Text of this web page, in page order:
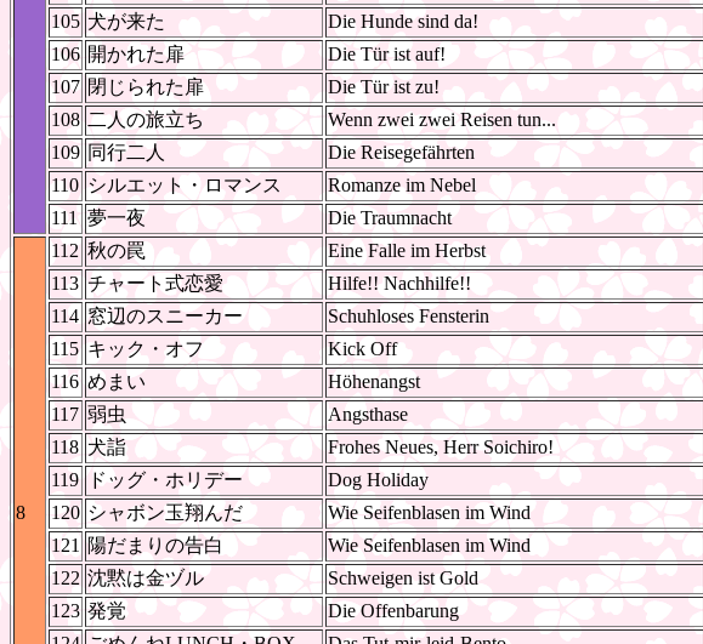
105 犬が来た
Die Hunde sind da!
106 開かれた扉
Die Tür ist auf!
107 閉じられた扉
Die Tür ist zu!
108 二人の旅立ち
Wenn zwei zwei Reisen tun...
109 同行二人
Die Reisegefährten
110 シルエット・ロマンス
Romanze im Nebel
111
夢一夜 Die Traumnacht
8
112 秋の罠
Eine Falle im Herbst
113 チャート式恋愛
Hilfe!! Nachhilfe!!
114 窓辺のスニーカー
Schuhloses Fensterin
115 キック・オフ
Kick Off
116 めまい
Höhenangst
117 弱虫
Angsthase
118 犬詣
Frohes Neues, Herr Soichiro!
119
ドッグ・ホリデー
Dog Holiday
120 シャボン玉翔んだ
Wie Seifenblasen im Wind
121
陽だまりの告白
Wie Seifenblasen im Wind
122 沈黙は金ヅル
Schweigen ist Gold
123 発覚
Die Offenbarung